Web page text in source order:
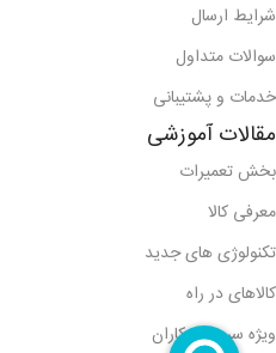
شرایط ارسال
سوالات متداول
خدمات و پشتیبانی
مقالات آموزشی
بخش تعمیرات
معرفی کالا
تکنولوژی های جدید
کالاهای در راه
ویژه سرویس کاران